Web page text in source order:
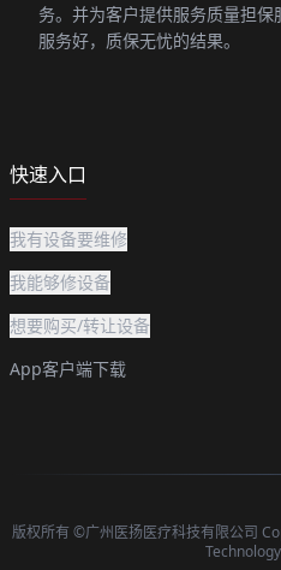
务。并为客户提供服务质量担保
服务好，质保无忧的结果。
快速入口
我有设备要维修
我能够修设备
想要购买/转让设备
App客户端下载
版权所有 ©广州医扬医疗科技有限公司